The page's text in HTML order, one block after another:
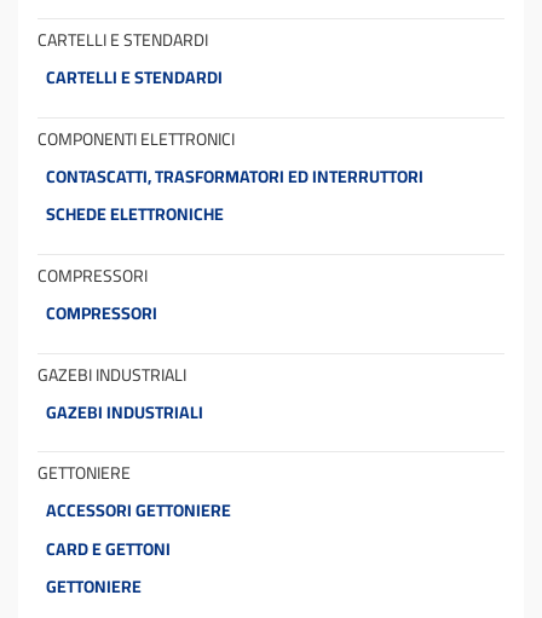
CARTELLI E STENDARDI
CARTELLI E STENDARDI
COMPONENTI ELETTRONICI
CONTASCATTI, TRASFORMATORI ED INTERRUTTORI
SCHEDE ELETTRONICHE
COMPRESSORI
COMPRESSORI
GAZEBI INDUSTRIALI
GAZEBI INDUSTRIALI
GETTONIERE
ACCESSORI GETTONIERE
CARD E GETTONI
GETTONIERE